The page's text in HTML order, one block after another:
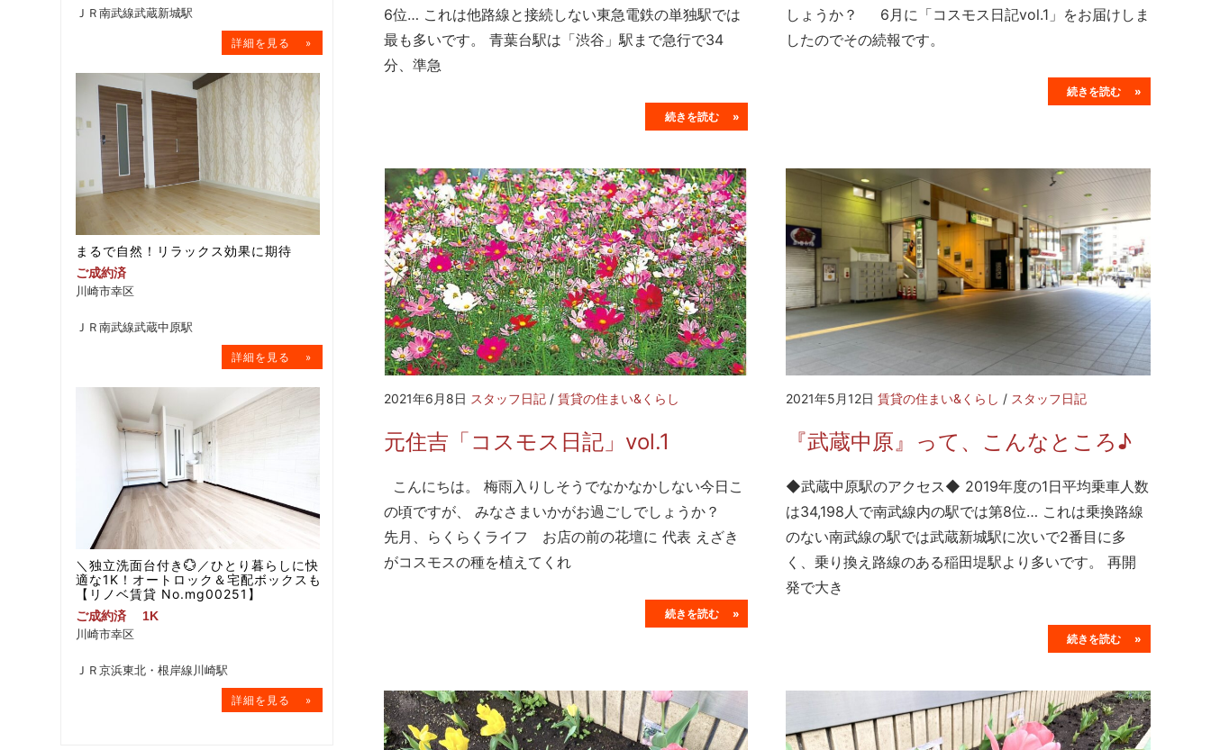
6位… これは他路線と接続しない東急電鉄の単独駅では
最も多いです。 青葉台駅は「渋谷」駅まで急行で34
分、準急
続きを読む »
しょうか？ 6月に「コスモス日記vol.1」をお届けしま
したのでその続報です。
続きを読む »
2021年6月8日 スタッフ日記/ 賃貸の住まい&くらし
元住吉「コスモス日記」vol.1
こんにちは。 梅雨入りしそうでなかなかしない今日こ
の頃ですが、 みなさまいかがお過ごしでしょうか？
先月、らくらくライフ お店の前の花壇に 代表 えざき
がコスモスの種を植えてくれ
続きを読む »
2021年5月12日 賃貸の住まい&くらし / スタッフ日記
『武蔵中原』って、こんなところ♪
◆武蔵中原駅のアクセス◆ 2019年度の1日平均乗車人数
は34,198人で南武線内の駅では第8位… これは乗換路線
のない南武線の駅では武蔵新城駅に次いで2番目に多
く、乗り換え路線のある稲田堤駅より多いです。 再開
発で大き
続きを読む »
ＪＲ南武線武蔵新城駅
まるで自然！リラックス効果に期待
ご成約済
川崎市幸区
ＪＲ南武線武蔵中原駅
＼独立洗面台付き💮／ひとり暮らしに快
適な1K！オートロック＆宅配ボックスも
【リノベ賃貸 No.mg00251】
ご成約済
1K
川崎市幸区
ＪＲ京浜東北・根岸線川崎駅